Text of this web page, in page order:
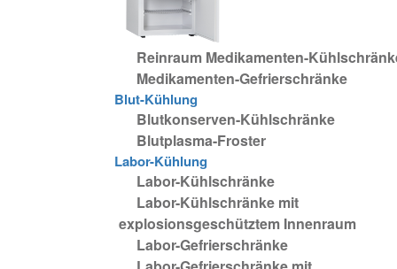
Reinraum Medikamenten-
Medikamenten-Gefrierschränke
Blut-Kühlung
Blutkonserven-Kühlschränke
Blutplasma-Froster
Labor-Kühlung
Labor-Kühlschränke
Labor-Kühlschränke mit
explosionsgeschütztem Innenraum
Labor-Gefrierschränke